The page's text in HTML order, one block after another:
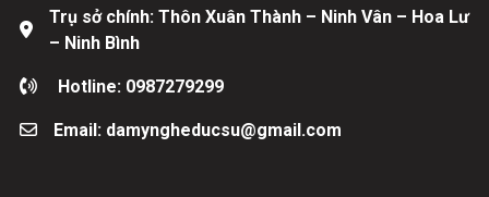
Trụ sở chính: Thôn Xuân Thành – Ninh Vân – Hoa Lư
– Ninh Bình
Hotline: 0987279299
Email: damyngheducsu@gmail.com